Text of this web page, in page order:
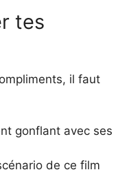
tes
il faut
gonflant avec ses
de ce film